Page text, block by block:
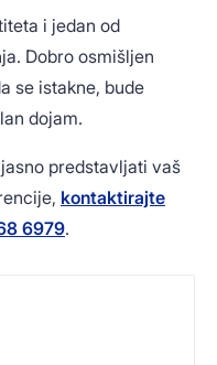
i jedan od
Dobro osmišljen
se istakne, bude
dojam.
predstavljati vaš
kontaktirajte
6979.